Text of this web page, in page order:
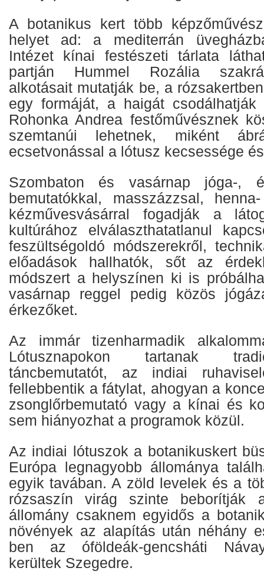
A botanikus kert több
helyet ad: a mediterrán
Intézet kínai festészeti tárlata
partján Hummel Rozália
alkotásait mutatják be, a
egy formáját, a haigát
Rohonka Andrea festőművésznek
szemtanúi lehetnek, miként
ecsetvonással a lótusz kecsessége
Szombaton és vasárnap jóga-,
bemutatókkal, masszázzsal,
kézművesvásárral fogadják a
kultúrához elválaszthatatlanul
feszültségoldó módszerekről,
előadások hallhatók, sőt az
módszert a helyszínen ki is
vasárnap reggel pedig közös
érkezőket.
Az immár tizenharmadik
Lótusznapokon tartanak
táncbemutatót, az indiai
fellebbentik a fátylat, ahogyan a
zsonglőrbemutató vagy a kínai és
sem hiányozhat a programok közül.
Az indiai lótuszok a botanikuskert
Európa legnagyobb állománya
egyik tavában. A zöld levelek és a
rózsaszín virág szinte beborítják
állomány csaknem egyidős a
növények az alapítás után néhány
ben az óföldeák-gencsháti
kerültek Szegedre.